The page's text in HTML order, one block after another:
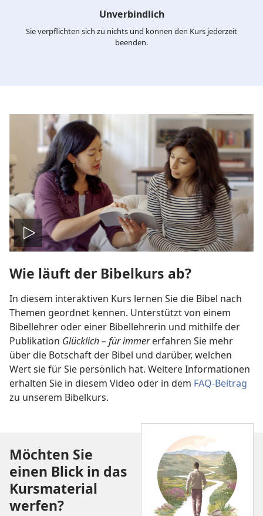
Unverbindlich
Sie verpflichten sich zu nichts und können den Kurs jederzeit
beenden.
Video
abspielen
Wie läuft der Bibelkurs ab?
In diesem interaktiven Kurs lernen Sie die Bibel nach
Themen geordnet kennen. Unterstützt von einem
Bibellehrer oder einer Bibellehrerin und mithilfe der
Publikation Glücklich – für immererfahren Sie mehr
über die Botschaft der Bibel und darüber, welchen
Wert sie für Sie persönlich hat. Weitere Informationen
erhalten Sie in diesem Video oder in dem FAQ-Beitrag
zu unserem Bibelkurs.
Möchten Sie
einen Blick in das
Kursmaterial
werfen?